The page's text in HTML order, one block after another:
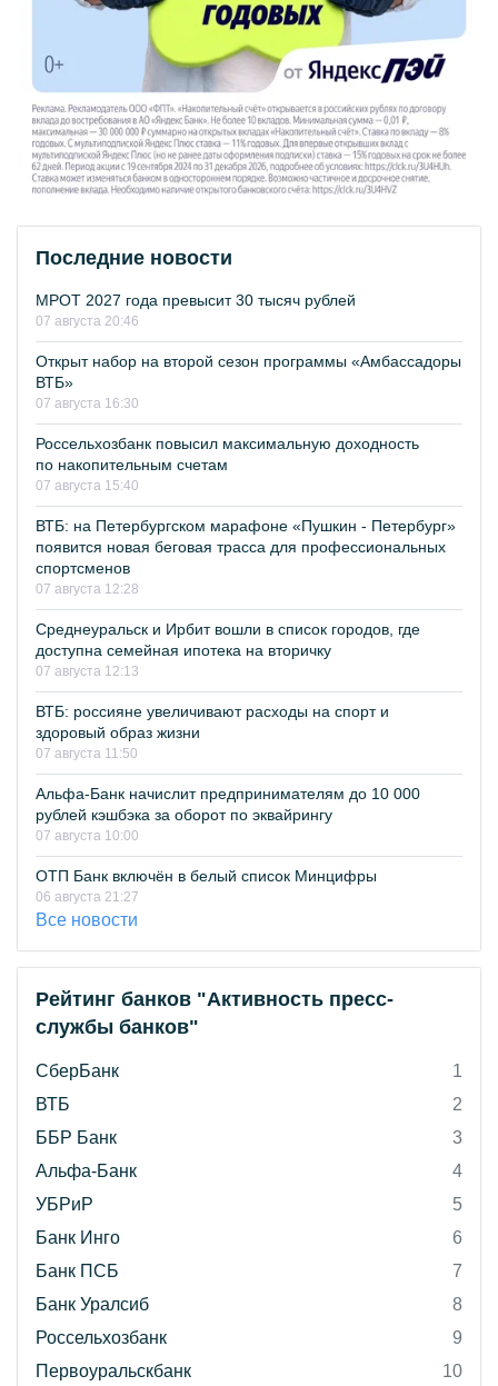
Последние новости
МРОТ 2027 года превысит 30 тысяч рублей
07 августа 20:46
Открыт набор на второй сезон программы «Амбассадоры
ВТБ»
07 августа 16:30
Россельхозбанк повысил максимальную доходность
по накопительным счетам
07 августа 15:40
ВТБ: на Петербургском марафоне «Пушкин - Петербург»
появится новая беговая трасса для профессиональных
спортсменов
07 августа 12:28
Среднеуральск и Ирбит вошли в список городов, где
доступна семейная ипотека на вторичку
07 августа 12:13
ВТБ: россияне увеличивают расходы на спорт и
здоровый образ жизни
07 августа 11:50
Альфа-Банк начислит предпринимателям до 10 000
рублей кэшбэка за оборот по эквайрингу
07 августа 10:00
ОТП Банк включён в белый список Минцифры
06 августа 21:27
Все новости
Рейтинг банков "Активность пресс-
службы банков"
СберБанк
1
ВТБ
2
ББР Банк
3
Альфа-Банк
4
УБРиР
5
Банк Инго
6
Банк ПСБ
7
Банк Уралсиб
8
Россельхозбанк
9
Первоуральскбанк
10